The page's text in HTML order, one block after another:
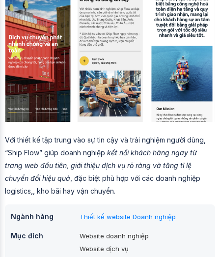
Với thiết kế tập trung vào sự tin cậy và trải nghiệm người dùng,
“Ship Flow” giúp doanh nghiệp kết nối khách hàng ngay từ
trang web đầu tiên, giới thiệu dịch vụ rõ ràng và tăng tỉ lệ
chuyển đổi hiệu quả , đặc biệt phù hợp với các doanh nghiệp
logistics,, kho bãi hay vận chuyển.
Ngành hàng Thiết kế website Doanh nghiệp
Mục đích
Website doanh nghiệp
Website dịch vụ